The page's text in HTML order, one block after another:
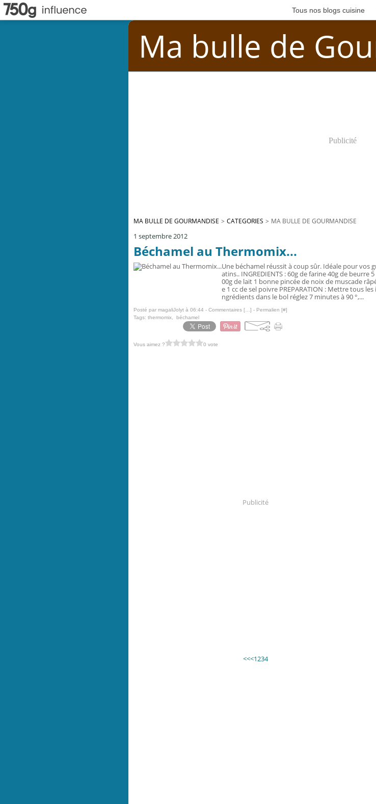
Tous nos blogs cuisine
Ma bulle de
Publicité
MA BULLE DE GOURMANDISE > CATEGORIES > MA BULLE DE GOURMANDISE
1 septembre 2012
Béchamel au Thermomix...
Une béchamel réussit à coup sûr. Idéale pour vos
atins.. INGREDIENTS : 60g de farine 40g de beurre 5
00g de lait 1 bonne pincée de noix de muscade
e 1 cc de sel poivre PREPARATION : Mettre tous les i
ngrédients dans le bol réglez 7 minutes à 90 °,...
Posté par magaliJolyt à 06:44 - Commentaires [ ] - Permalien [#]
Tags: thermomix béchamel
Vous aimez ? 0 vote
Publicité
<<<1234